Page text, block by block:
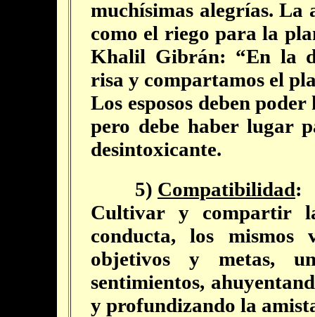
muchísimas alegrías. La
como el riego para la
Khalil Gibrán: “En la
risa y compartamos el
Los esposos deben
pero debe haber lugar
desintoxicante.
5) Compatibilidad:
Cultivar y compartir
conducta, los mismos
objetivos y metas,
sentimientos,
y profundizando la